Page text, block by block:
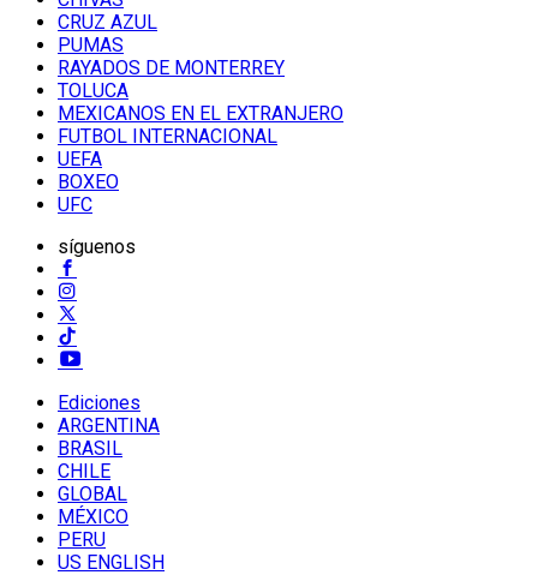
CRUZ AZUL
PUMAS
RAYADOS DE MONTERREY
TOLUCA
MEXICANOS EN EL EXTRANJERO
FUTBOL INTERNACIONAL
UEFA
BOXEO
UFC
síguenos
Ediciones
ARGENTINA
BRASIL
CHILE
GLOBAL
MÉXICO
PERU
US ENGLISH